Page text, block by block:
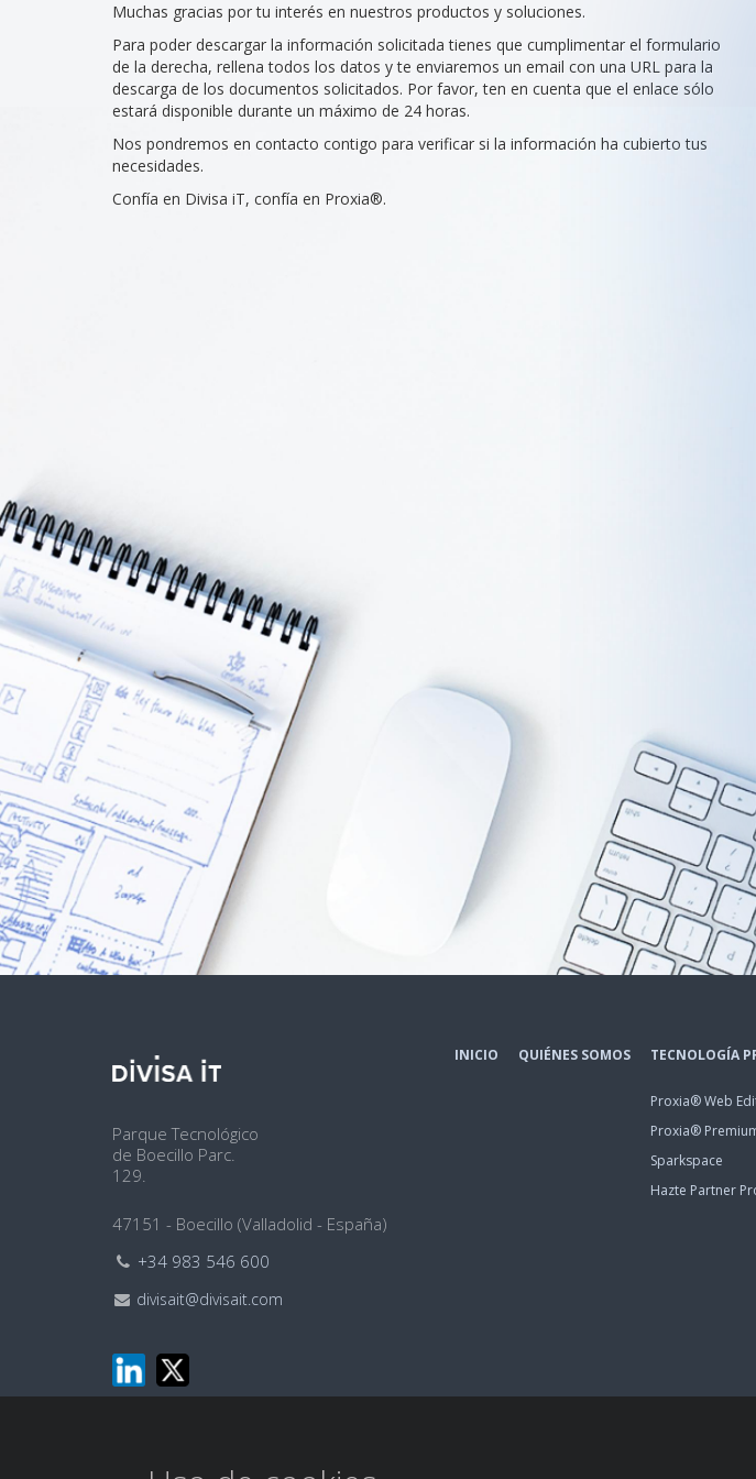
Muchas gracias por tu interés en nuestros productos y soluciones.
Para poder descargar la información solicitada tienes que cumplimentar el formulario
de la derecha, rellena todos los datos y te enviaremos un email con una URL para la
descarga de los documentos solicitados. Por favor, ten en cuenta que el enlace sólo
estará disponible durante un máximo de 24 horas.
Nos pondremos en contacto contigo para verificar si la información ha cubierto tus
necesidades.
Confía en Divisa iT, confía en Proxia®.
Dirección
Parque Tecnológico
de Boecillo Parc.
129.
47151 - Boecillo (Valladolid - España)
Teléfono:
+34 983 546 600
Email:
divisait@divisait.com
INICIO QUIÉNES SOMOS TECNOLOGÍA
Proxia® Web
Proxia®
Sparkspace
Hazte Partner
Este
enlace
Este
enlace